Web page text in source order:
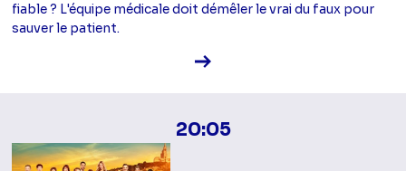
fiable ? L'équipe médicale doit démêler le vrai du faux pour
sauver le patient.
Voir la fiche diffusion
20:05